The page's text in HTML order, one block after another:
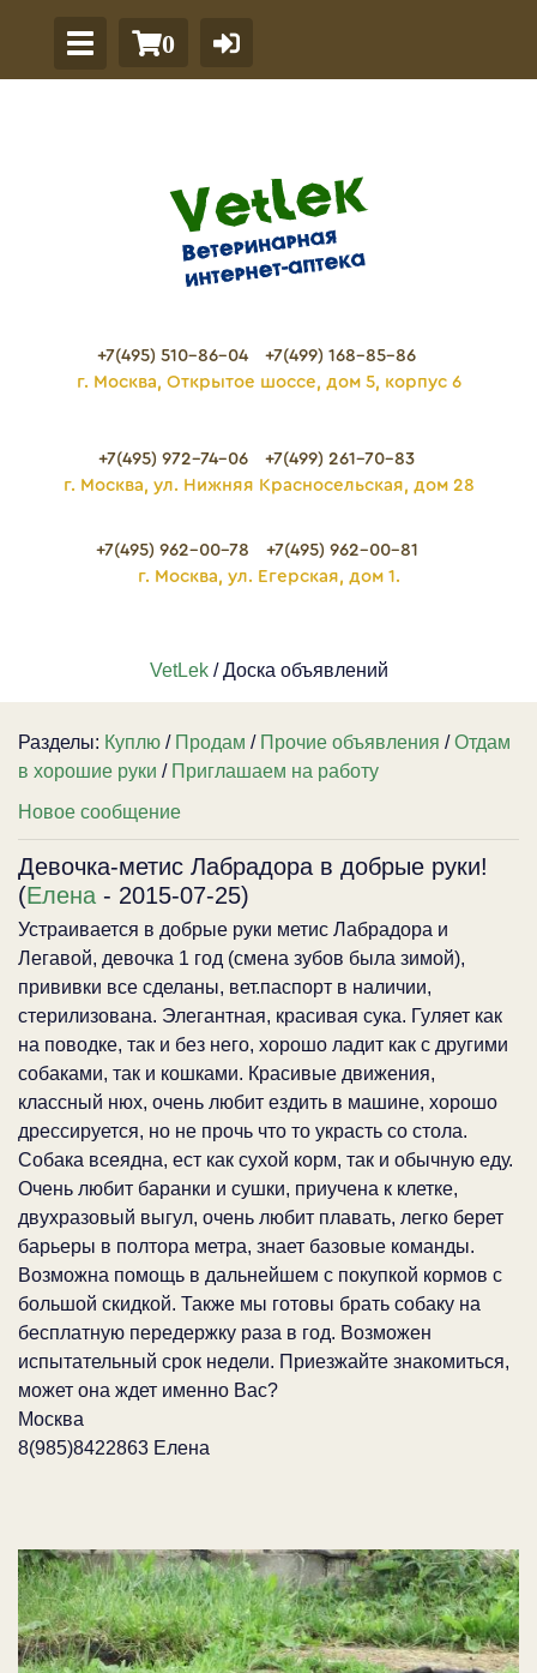
0
+7(495) 510-86-04
+7(499) 168-85-86
г. Москва, Открытое шоссе, дом 5, корпус 6
+7(495) 972-74-06
+7(499) 261-70-83
г. Москва, ул. Нижняя Красносельская, дом 28
+7(495) 962-00-78
+7(495) 962-00-81
г. Москва, ул. Егерская, дом 1.
VetLek/ Доска объявлений
Разделы: Куплю / Продам / Прочие объявления /Отдам
в хорошие руки / Приглашаем на работу
Новое сообщение
Девочка-метис Лабрадора в добрые руки!
(Елена - 2015-07-25)
Устраивается в добрые руки метис Лабрадора и
Легавой, девочка 1 год (смена зубов была зимой),
прививки все сделаны, вет.паспорт в наличии,
стерилизована. Элегантная, красивая сука. Гуляет как
на поводке, так и без него, хорошо ладит как с другими
собаками, так и кошками. Красивые движения,
классный нюх, очень любит ездить в машине, хорошо
дрессируется, но не прочь что то украсть со стола.
Собака всеядна, ест как сухой корм, так и обычную еду.
Очень любит баранки и сушки, приучена к клетке,
двухразовый выгул, очень любит плавать, легко берет
барьеры в полтора метра, знает базовые команды.
Возможна помощь в дальнейшем с покупкой кормов с
большой скидкой. Также мы готовы брать собаку на
бесплатную передержку раза в год. Возможен
испытательный срок недели. Приезжайте знакомиться,
может она ждет именно Вас?
Москва
8(985)8422863 Елена